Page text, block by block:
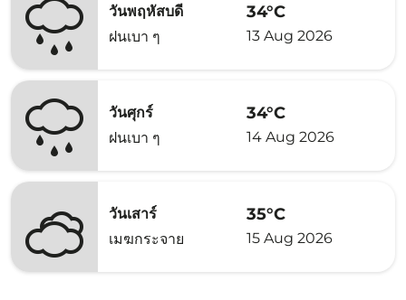
วันพฤหัสบดี
ฝนเบา ๆ
34°C
13 Aug 2026
วันศุกร์
ฝนเบา ๆ
34°C
14 Aug 2026
วันเสาร์
เมฆกระจาย
35°C
15 Aug 2026